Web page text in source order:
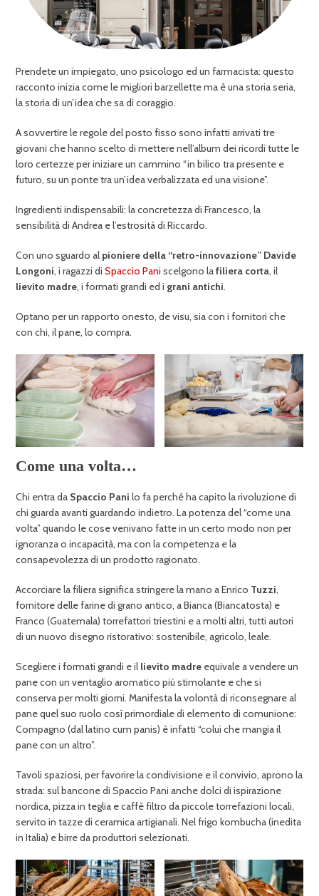
Prendete un impiegato, uno psicologo ed un farmacista: questo
racconto inizia come le migliori barzellette ma è una storia seria,
la storia di un’idea che sa di coraggio.
A sovvertire le regole del posto fisso sono infatti arrivati tre
giovani che hanno scelto di mettere nell’album dei ricordi tutte le
loro certezze per iniziare un cammino “in bilico tra presente e
futuro, su un ponte tra un’idea verbalizzata ed una visione”.
Ingredienti indispensabili: la concretezza di Francesco, la
sensibilità di Andrea e l’estrosità di Riccardo.
Con uno sguardo al pioniere della “retro-innovazione” Davide
Longoni, i ragazzi diSpaccio Paniscelgono lafiliera corta, il
lievito madre, i formati grandi ed i grani antichi.
Optano per un rapporto onesto, de visu, sia con i fornitori che
con chi, il pane, lo compra.
Come una volta…
Chi entra da Spaccio Pani lo fa perché ha capito la rivoluzione di
chi guarda avanti guardando indietro. La potenza del “come una
volta” quando le cose venivano fatte in un certo modo non per
ignoranza o incapacità, ma con la competenza e la
consapevolezza di un prodotto ragionato.
Accorciare la filiera significa stringere la mano a Enrico Tuzzi,
fornitore delle farine di grano antico, a Bianca (Biancatosta) e
Franco (Guatemala) torrefattori triestini e a molti altri, tutti autori
di un nuovo disegno ristorativo: sostenibile, agricolo, leale.
Scegliere i formati grandi e il lievito madre equivale a vendere un
pane con un ventaglio aromatico più stimolante e che si
conserva per molti giorni. Manifesta la volontà di riconsegnare al
pane quel suo ruolo così primordiale di elemento di comunione:
Compagno (dal latino cum panis) è infatti “colui che mangia il
pane con un altro”.
Tavoli spaziosi, per favorire la condivisione e il convivio, aprono la
strada: sul bancone di Spaccio Pani anche dolci di ispirazione
nordica, pizza in teglia e caffè filtro da piccole torrefazioni locali,
servito in tazze di ceramica artigianali. Nel frigo kombucha (inedita
in Italia) e birre da produttori selezionati.